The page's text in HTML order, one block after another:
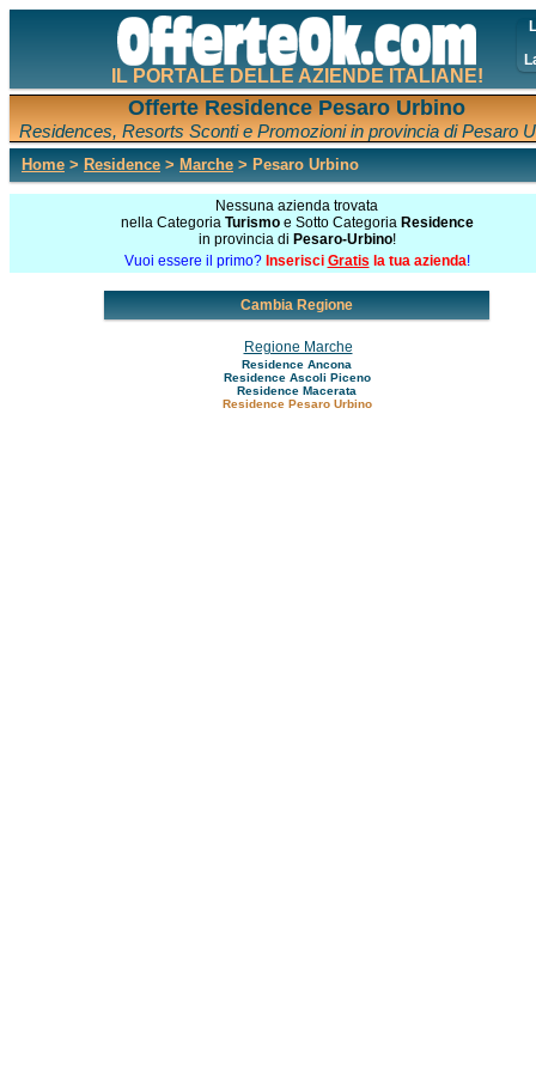
IL PORTALE DELLE AZIENDE ITALIANE!
Offerte Residence Pesaro Urbino
Residences, Resorts Sconti e Promozioni in provincia di Pesaro
Home > Residence > Marche > Pesaro Urbino
Nessuna azienda trovata
nella Categoria Turismoe Sotto Categoria Residence
in provincia di Pesaro-Urbino!
Vuoi essere il primo? Inserisci Gratis la tua azienda!
Cambia Regione
Regione Marche
Residence Ancona
Residence Ascoli Piceno
Residence Macerata
Residence Pesaro Urbino